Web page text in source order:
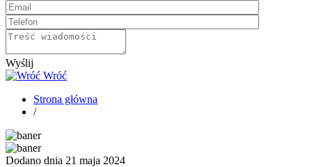
Wyślij
Wróć
Strona główna
/
Dodano dnia 21 maja 2024